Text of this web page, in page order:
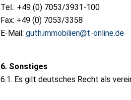
Tel.: +49 (0) 7053/3931-100
Fax: +49 (0) 7053/3358
E-Mail: guth.immobilien@t-online.de
6. Sonstiges
6.1. Es gilt deutsches Recht als